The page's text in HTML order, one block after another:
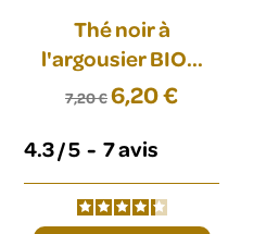
Thé noir à
l'argousier BIO...
7,20 €6,20 €
4.3/5 - 7avis